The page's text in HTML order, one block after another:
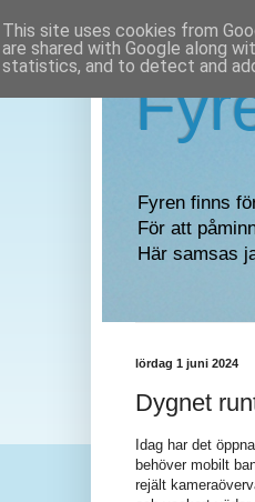
Fyren finns
För att
Här samsas
lördag 1 juni 2024
Dygnet
Idag har det
behöver mobilt
rejält
This site uses cookies from
are shared with Google along
statistics, and to detect and